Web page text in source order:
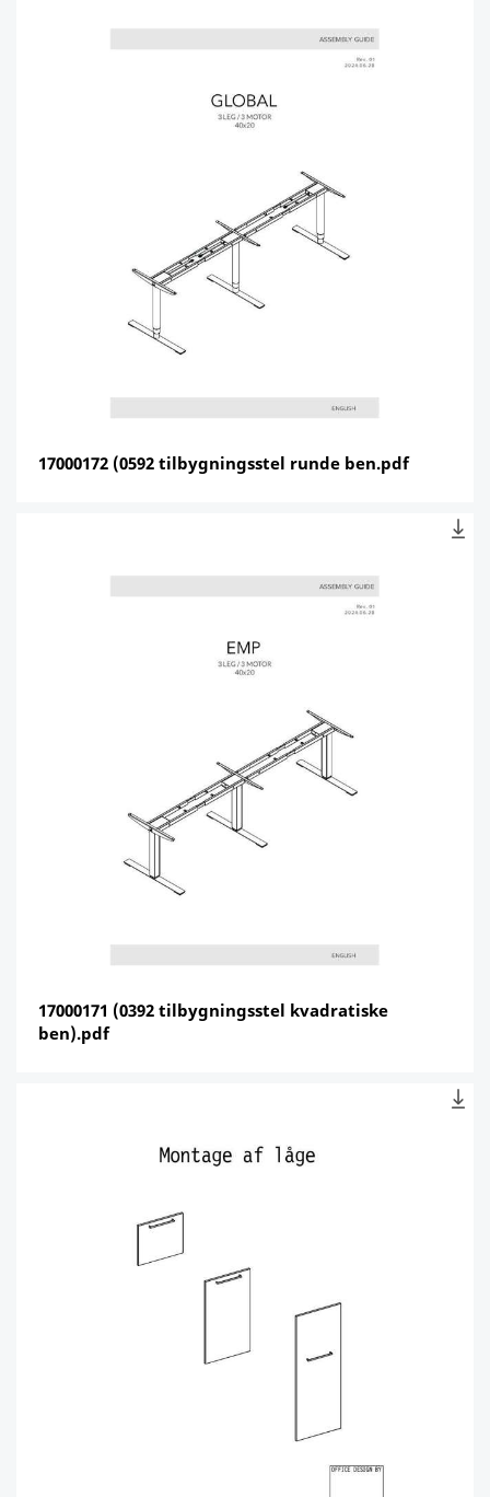
17000172 (0592 tilbygningsstel runde ben.pdf
17000171 (0392 tilbygningsstel kvadratiske
ben).pdf